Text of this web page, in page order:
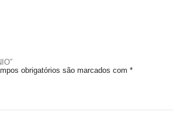
obrigatórios são marcados com *